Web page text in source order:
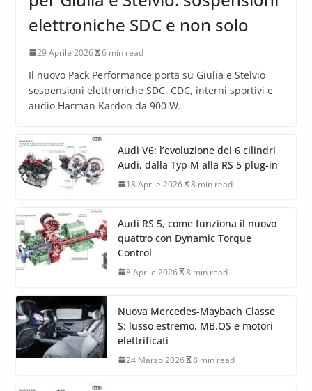
elettroniche SDC e non solo
29 Aprile 2026 6 min read
Il nuovo Pack Performance porta su Giulia e Stelvio
sospensioni elettroniche SDC, CDC, interni sportivi e
audio Harman Kardon da 900 W.
Audi V6: l’evoluzione dei 6 cilindri
Audi, dalla Typ M alla RS 5 plug-in
18 Aprile 2026 8 min read
Audi RS 5, come funziona il nuovo
quattro con Dynamic Torque
Control
8 Aprile 2026 8 min read
Nuova Mercedes-Maybach Classe
S: lusso estremo, MB.OS e motori
elettrificati
24 Marzo 2026 8 min read